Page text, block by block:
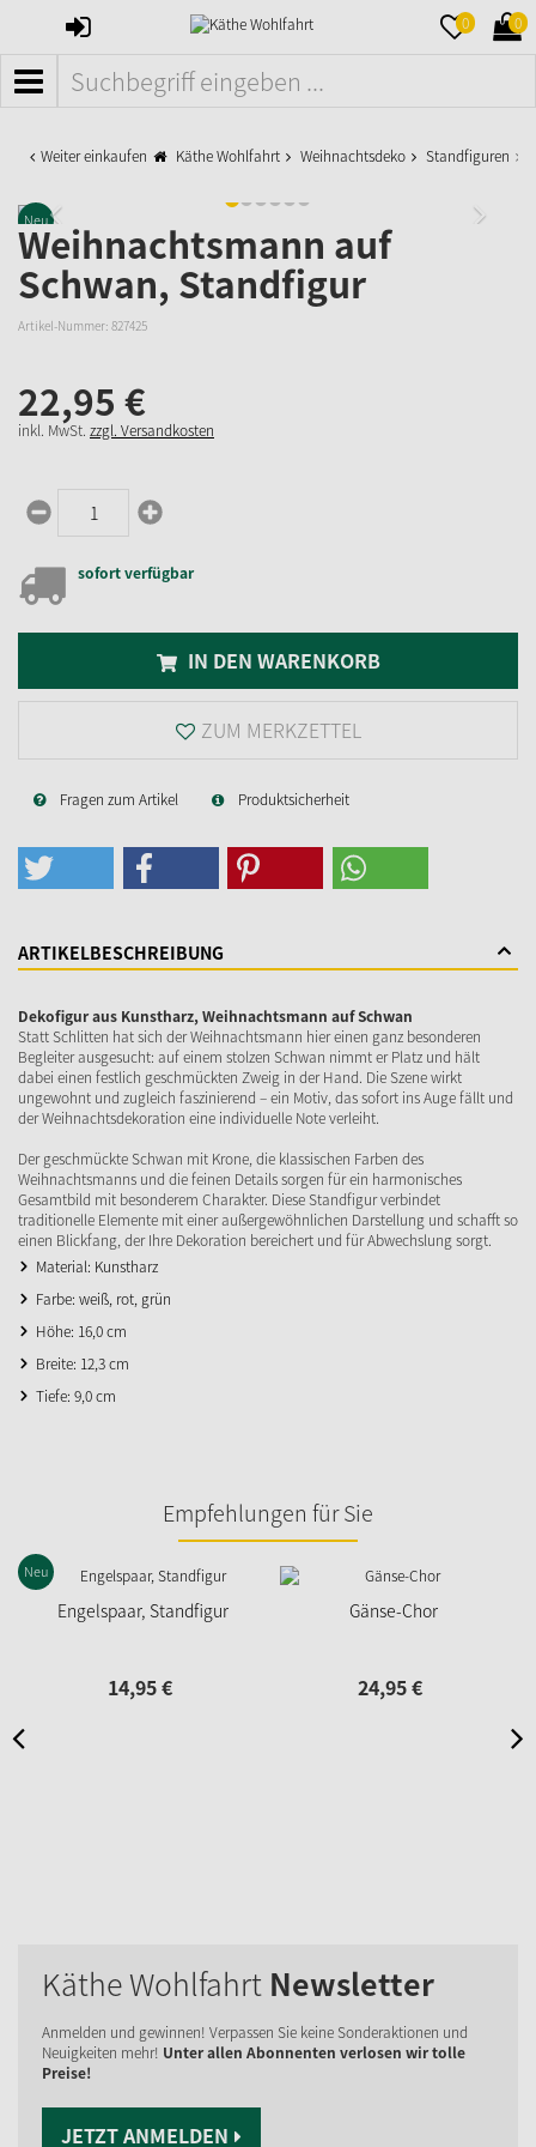
ANMELDEN 0 0
MENÜ
Weiter einkaufen Käthe Wohlfahrt Weihnachtsdeko Standfiguren
Neu
Weihnachtsmann auf
Schwan, Standfigur
Artikel-Nummer: 827425
22,95 €
inkl. MwSt. zzgl. Versandkosten
sofort verfügbar
IN DEN WARENKORB
ZUM MERKZETTEL
Fragen zum Artikel Produktsicherheit
ARTIKELBESCHREIBUNG
Dekofigur aus Kunstharz, Weihnachtsmann auf Schwan
Statt Schlitten hat sich der Weihnachtsmann hier einen ganz besonderen
Begleiter ausgesucht: auf einem stolzen Schwan nimmt er Platz und hält
dabei einen festlich geschmückten Zweig in der Hand. Die Szene wirkt
ungewohnt und zugleich faszinierend – ein Motiv, das sofort ins Auge fällt und
der Weihnachtsdekoration eine individuelle Note verleiht.
Der geschmückte Schwan mit Krone, die klassischen Farben des
Weihnachtsmanns und die feinen Details sorgen für ein harmonisches
Gesamtbild mit besonderem Charakter. Diese Standfigur verbindet
traditionelle Elemente mit einer außergewöhnlichen Darstellung und schafft so
einen Blickfang, der Ihre Dekoration bereichert und für Abwechslung sorgt.
Material: Kunstharz
Farbe: weiß, rot, grün
Höhe: 16,0 cm
Breite: 12,3 cm
Tiefe: 9,0 cm
Empfehlungen für Sie
Engelspaar, Standfigur
Neu
14,95€
Gänse-Chor
24,95€
Käthe Wohlfahrt Newsletter
Anmelden und gewinnen! Verpassen Sie keine Sonderaktionen und
Neuigkeiten mehr! Unter allen Abonnenten verlosen wir tolle
Preise!
JETZT ANMELDEN